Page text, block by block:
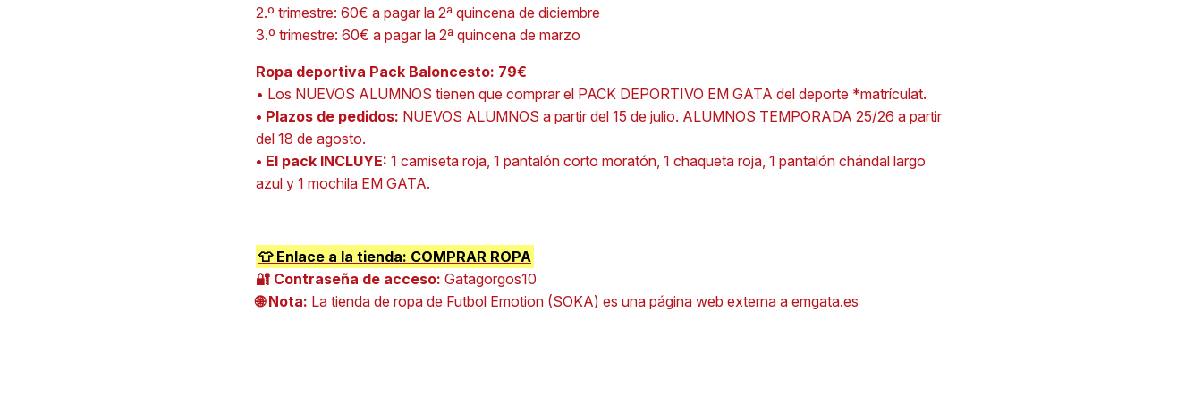
2.º trimestre: 60€ a pagar la 2ª quincena de diciembre
3.º trimestre: 60€ a pagar la 2ª quincena de marzo
Ropa deportiva Pack Baloncesto: 79€
• Los NUEVOS ALUMNOS tienen que comprar el PACK DEPORTIVO EM GATA del deporte *matrículat.
• Plazos de pedidos: NUEVOS ALUMNOS a partir del 15 de julio. ALUMNOS TEMPORADA 25/26 a partir
del 18 de agosto.
• El pack INCLUYE: 1 camiseta roja, 1 pantalón corto moratón, 1 chaqueta roja, 1 pantalón chándal largo
azul y 1 mochila EM GATA.
👕 Enlace a la tienda: COMPRAR ROPA
🔐 Contraseña de acceso: Gatagorgos10
🌐 Nota: La tienda de ropa de Futbol Emotion (SOKA) es una página web externa a emgata.es